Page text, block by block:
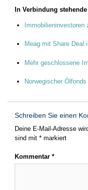
In Verbindung
Immobilieninvestoren
Meag mit Share Deal
Mehr geschlossene
Norwegischer
Schreiben Sie einen
Deine E-Mail-Adresse
sind mit * markiert
Kommentar *